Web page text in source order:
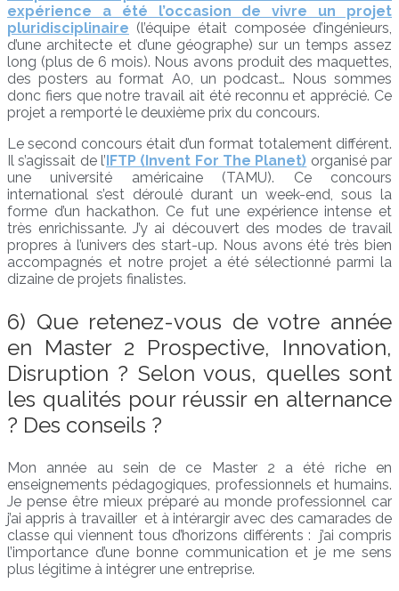
expérience a été l’occasion de vivre un projet
pluridisciplinaire (l’équipe était composée d’ingénieurs,
d’une architecte et d’une géographe) sur un temps assez
long (plus de 6 mois). Nous avons produit des maquettes,
des posters au format A0, un podcast… Nous sommes
donc fiers que notre travail ait été reconnu et apprécié. Ce
projet a remporté le deuxième prix du concours.
Le second concours était d’un format totalement différent.
Il s’agissait de l’IFTP (Invent For The Planet) organisé par
une université américaine (TAMU). Ce concours
international s’est déroulé durant un week-end, sous la
forme d’un hackathon. Ce fut une expérience intense et
très enrichissante. J’y ai découvert des modes de travail
propres à l’univers des start-up. Nous avons été très bien
accompagnés et notre projet a été sélectionné parmi la
dizaine de projets finalistes.
6) Que retenez-vous de votre année
en Master 2 Prospective, Innovation,
Disruption ? Selon vous, quelles sont
les qualités pour réussir en alternance
? Des conseils ?
Mon année au sein de ce Master 2 a été riche en
enseignements pédagogiques, professionnels et humains.
Je pense être mieux préparé au monde professionnel car
j’ai appris à travailler et à intérargir avec des camarades de
classe qui viennent tous d’horizons différents : j’ai compris
l’importance d’une bonne communication et je me sens
plus légitime à intégrer une entreprise.